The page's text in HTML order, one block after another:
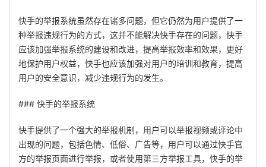
快手的举报系统虽然存在诸多问题，但它仍然为用户提供了一
种举报违规行为的方式，这并不能解决快手存在的问题，快手
应该加强举报系统的建设和改进，提高举报效率和效果，更好
地保护用户权益，快手也应该加强对用户的培训和教育，提高
用户的安全意识，减少违规行为的发生。
### 快手的举报系统
快手提供了一个强大的举报机制，用户可以举报视频或评论中
出现的问题，包括色情、低俗、广告等，用户可以通过快手官
方的举报页面进行举报，或者使用第三方举报工具，快手的举